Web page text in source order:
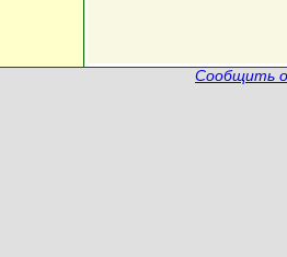
Сообщить о